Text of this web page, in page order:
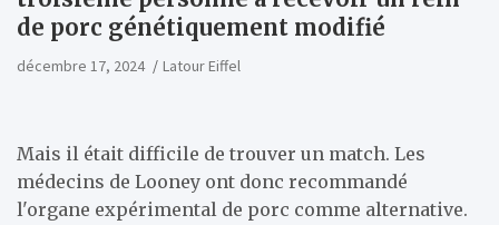
de porc génétiquement modifié
décembre 17, 2024 Latour Eiffel
Mais il était difficile de trouver un match. Les
médecins de Looney ont donc recommandé
l'organe expérimental de porc comme alternative.